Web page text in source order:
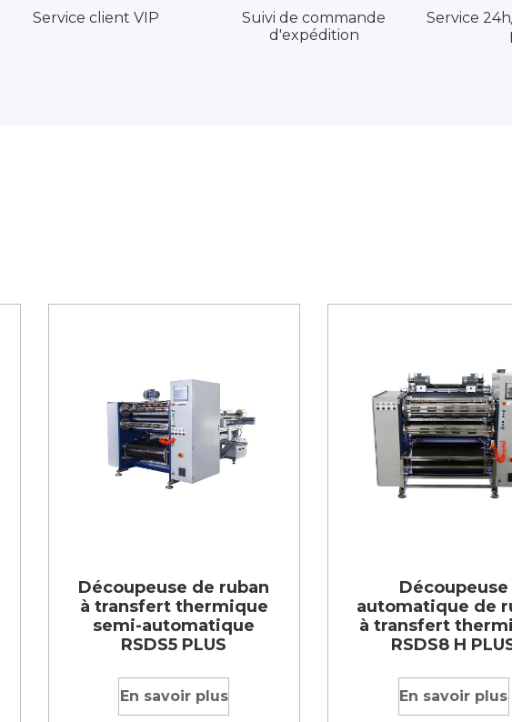
Service client VIP
Suivi de commande
d'expédition
Service
Découpeuse de ruban
à transfert thermique
semi-automatique
RSDS5 PLUS
En savoir plus
Découpeuse
automatique de
à transfert
RSDS8 H
En savoir plus